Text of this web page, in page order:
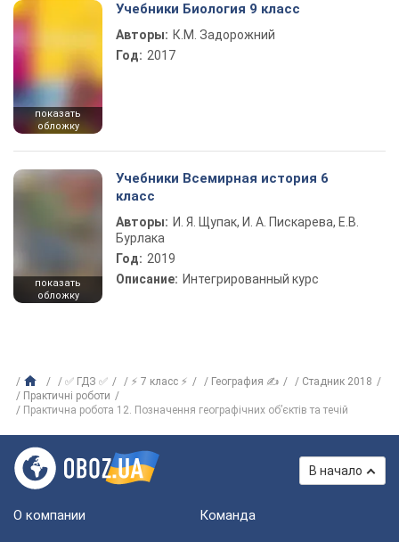
показать
обложку
Учебники Биология 9 класс
Авторы: К.М. Задорожний
Год: 2017
показать
обложку
Учебники Всемирная история 6
класс
Авторы: И. Я. Щупак, И. А. Пискарева, Е.В.
Бурлака
Год: 2019
Описание: Интегрированный курс
✅ ГДЗ ✅ ⚡ 7 класс ⚡ География ✍
Стадник 2018
Практичні роботи
Практична робота 12. Позначення географічних об’єктів та течій
В начало
О компании Команда